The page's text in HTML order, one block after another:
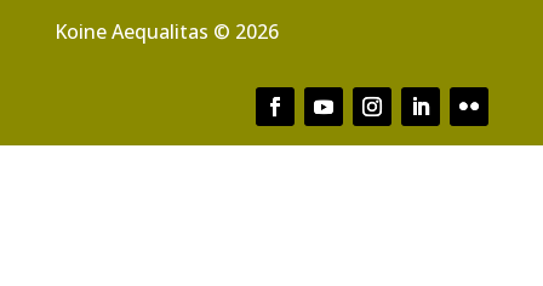
Koine Aequalitas © 2026